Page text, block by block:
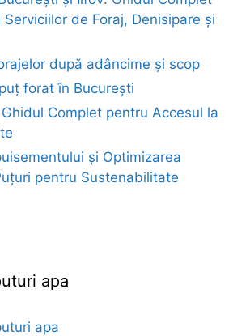
de Foraj, Denisipare și
după adâncime și scop
forat în București
Complet pentru Accesul la
și Optimizarea
pentru Sustenabilitate
apa
apa